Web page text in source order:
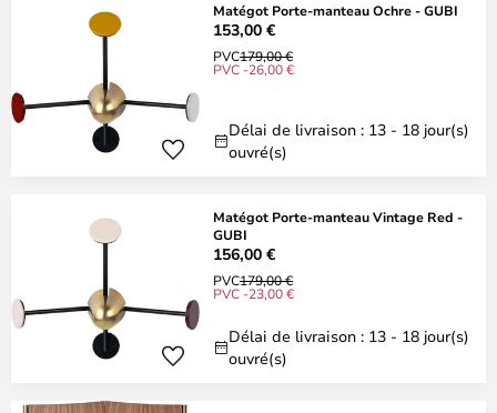
Matégot Porte-manteau Ochre - GUBI
153,00 €
PVC179,00 €
PVC -26,00 €
Délai de livraison : 13 - 18 jour(s)
ouvré(s)
Matégot Porte-manteau Vintage Red -
GUBI
156,00 €
PVC179,00 €
PVC -23,00 €
Délai de livraison : 13 - 18 jour(s)
ouvré(s)